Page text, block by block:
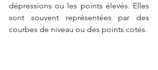
dépressions ou les points élevés. Elles
sont souvent représentées par des
courbes de niveau ou des points cotés.